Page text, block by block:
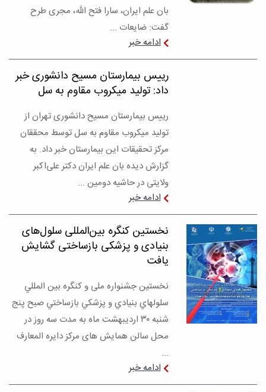
بان علم ایران، سارا فتح الله، مجری طرح
گفت: ضایعات ...
ادامه خبر
رییس بیمارستان مسیح دانشوری خبر
داد: تولید میکروب مقاوم به سل
رییس بیمارستان مسیح دانشوری تهران از
تولید میکروب مقاوم به سل توسط محققان
مرکز تحقیقات این بیمارستان خبر داد. به
گزارش دیده بان علم ایران دکتر علی‌اکبر
ولایتی در حاشیه دومین ...
ادامه خبر
نخستین کنگره بین‌المللی سلول‌های
بنیادی و پزشکی بازساختی گشایش
یافت
نخستین جشنواره ملی و کنگره بين المللي
سلول­هاي بنيادي و پزشکي بازساختي صبح پنج
شنبه ۳۰ اردیبهشت ماه به مدت سه روز در
محل سالن همایش های مرکز دایره المعارف
...
ادامه خبر